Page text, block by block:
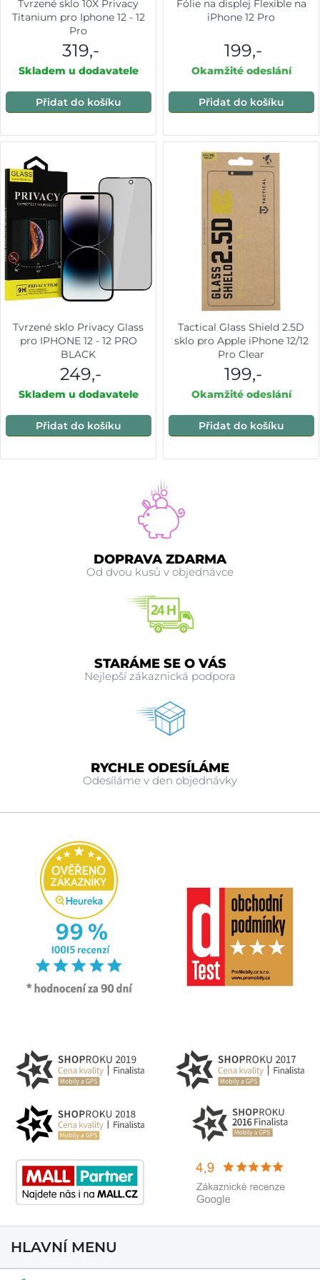
Tvrzené sklo 10X Privacy
Titanium pro Iphone 12 - 12
Pro
319,-
Skladem u dodavatele
Přidat do košíku
Fólie na displej Flexible na
iPhone 12 Pro
199,-
Okamžité odeslání
Přidat do košíku
Tvrzené sklo Privacy Glass
pro IPHONE 12 - 12 PRO
BLACK
249,-
Skladem u dodavatele
Přidat do košíku
Tactical Glass Shield 2.5D
sklo pro Apple iPhone 12/12
Pro Clear
199,-
Okamžité odeslání
Přidat do košíku
DOPRAVA ZDARMA
Od dvou kusů v objednávce
STARÁME SE O VÁS
Nejlepší zákaznická podpora
RYCHLE ODESÍLÁME
Odesíláme v den objednávky
HLAVNÍ MENU